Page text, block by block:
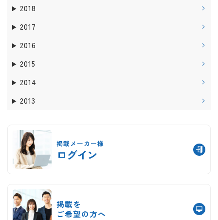
2018
2017
2016
2015
2014
2013
掲載メーカー様
ログイン
掲載を
ご希望の方へ